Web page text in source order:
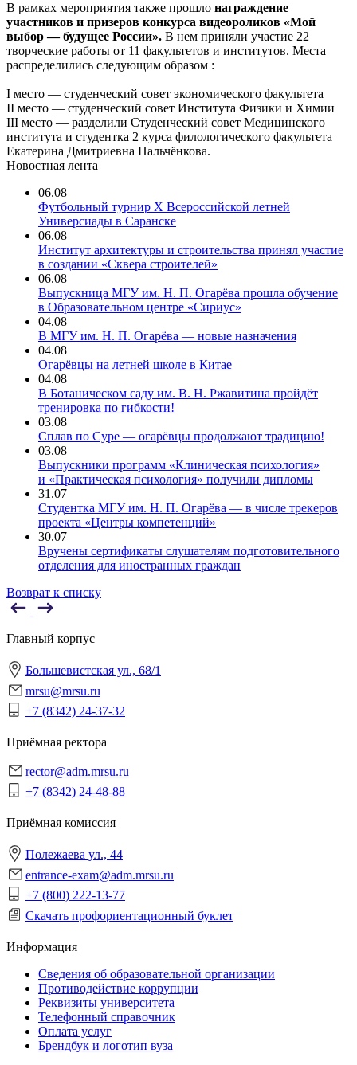
В рамках мероприятия также прошло награждение
участников и призеров конкурса видеороликов «Мой
выбор — будущее России». В нем приняли участие 22
творческие работы от 11 факультетов и институтов. Места
распределились следующим образом :
I место — студенческий совет экономического факультета
II место — студенческий совет Института Физики и Химии
III место — разделили Студенческий совет Медицинского
института и студентка 2 курса филологического факультета
Екатерина Дмитриевна Пальчёнкова.
Новостная лента
06.08
Футбольный турнир X Всероссийской летней
Универсиады в Саранске
06.08
Институт архитектуры и строительства принял участие
в создании «Сквера строителей»
06.08
Выпускница МГУ им. Н. П. Огарёва прошла обучение
в Образовательном центре «Сириус»
04.08
В МГУ им. Н. П. Огарёва — новые назначения
04.08
Огарёвцы на летней школе в Китае
04.08
В Ботаническом саду им. В. Н. Ржавитина пройдёт
тренировка по гибкости!
03.08
Сплав по Суре — огарёвцы продолжают традицию!
03.08
Выпускники программ «Клиническая психология»
и «Практическая психология» получили дипломы
31.07
Студентка МГУ им. Н. П. Огарёва — в числе трекеров
проекта «Центры компетенций»
30.07
Вручены сертификаты слушателям подготовительного
отделения для иностранных граждан
Возврат к списку
Главный корпус
Большевистская ул., 68/1
mrsu@mrsu.ru
+7 (8342) 24-37-32
Приёмная ректора
rector@adm.mrsu.ru
+7 (8342) 24-48-88
Приёмная комиссия
Полежаева ул., 44
entrance-exam@adm.mrsu.ru
+7 (800) 222-13-77
Скачать профориентационный буклет
Информация
Сведения об образовательной организации
Противодействие коррупции
Реквизиты университета
Телефонный справочник
Оплата услуг
Брендбук и логотип вуза